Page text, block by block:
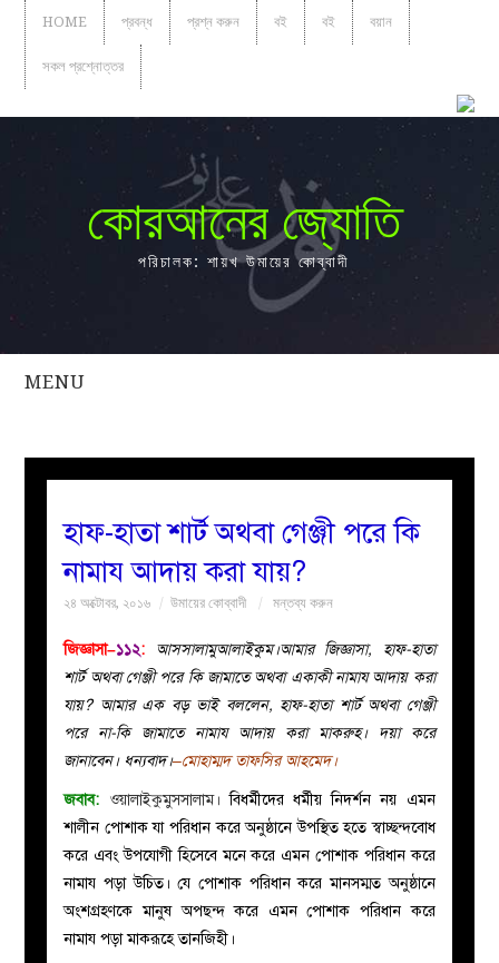
HOME প্রবন্ধ প্রশ্ন করুন বই বই বয়ান
সকল প্রশ্নোত্তর
কোরআনের জ্যোতি
পরিচালক: শায়খ উমায়ের কোব্বাদী
MENU
সকল
বয়ান
নারীদের
প্রশ্ন
করুন
হাফ-হাতা শার্ট অথবা গেঞ্জী পরে কি
নামায আদায় করা যায়?
২৪ অক্টোবর, ২০১৬ উমায়ের কোব্বাদী মন্তব্য করুন
জিজ্ঞাসা–১১২: আসসালামুআলাইকুম।আমার জিজ্ঞাসা, হাফ-হাতা
শার্ট অথবা গেঞ্জী পরে কি জামাতে অথবা একাকী নামায আদায় করা
যায়? আমার এক বড় ভাই বললেন, হাফ-হাতা শার্ট অথবা গেঞ্জী
পরে না-কি জামাতে নামায আদায় করা মাকরুহ। দয়া করে
জানাবেন। ধন্যবাদ।–মোহাম্মদ তাফসির আহমেদ।
জবাব: ওয়ালাইকুমুসসালাম।বিধর্মীদের ধর্মীয় নিদর্শন নয় এমন
শালীন পোশাক যা পরিধান করে অনুষ্ঠানে উপস্থিত হতে স্বাচ্ছন্দবোধ
করে এবং উপযোগী হিসেবে মনে করে এমন পোশাক পরিধান করে
নামায পড়া উচিত। যে পোশাক পরিধান করে মানসম্মত অনুষ্ঠানে
অংশগ্রহণকে মানুষ অপছন্দ করে এমন পোশাক পরিধান করে
নামায পড়া মাকরূহে তানজিহী।